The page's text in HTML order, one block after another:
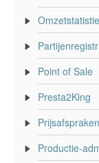
Point of Sale
Presta2King
Productie-